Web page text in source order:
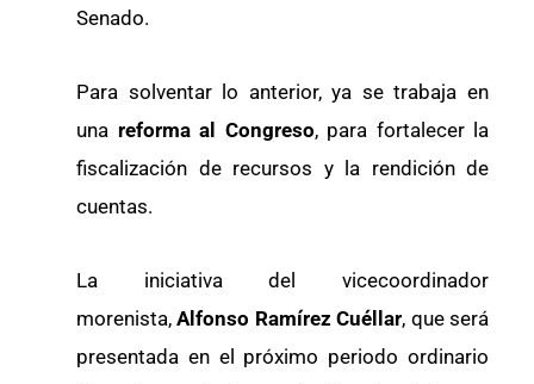
Senado.
Para solventar lo anterior, ya se trabaja en
una reforma al Congreso, para fortalecer la
fiscalización de recursos y la rendición de
cuentas.
La iniciativa del vicecoordinador
morenista, Alfonso Ramírez Cuéllar, que será
presentada en el próximo periodo ordinario